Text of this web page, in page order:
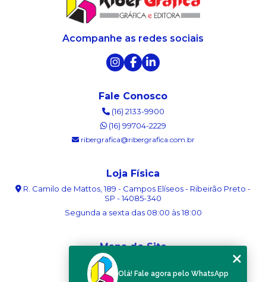
Acompanhe as redes sociais
Fale Conosco
(16) 2133-9900
(16) 99704-2229
ribergrafica@ribergrafica.com.br
Loja Física
R. Camilo de Mattos, 189 - Campos Elíseos - Ribeirão Preto -
SP - 14085-340
Segunda a sexta das 08:00 às 18:00
Mapa do Site
Sobre nós
Olá! Fale agora pelo WhatsApp